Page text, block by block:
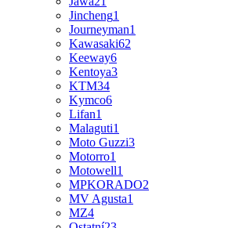
Jincheng1
Journeyman1
Kawasaki62
Keeway6
Kentoya3
KTM34
Kymco6
Lifan1
Malaguti1
Moto Guzzi3
Motorro1
Motowell1
MPKORADO2
MV Agusta1
MZ4